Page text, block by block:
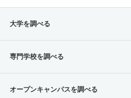
大学を調べる
専門学校を調べる
オープンキャンパスを調べる